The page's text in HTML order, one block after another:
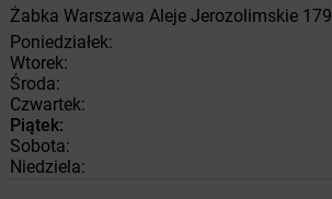
Żabka Warszawa Aleje Jerozolimskie 179
Poniedziałek:
Wtorek:
Środa:
Czwartek:
Piątek:
Sobota:
Niedziela: